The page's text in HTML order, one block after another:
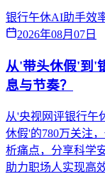
银行午休AI助手效
2026年08月07日
从'带头休假'到'
息与节奏？
从'央视网评银行午
休假'的780万关注
析痛点，分享科学
助力职场人实现高